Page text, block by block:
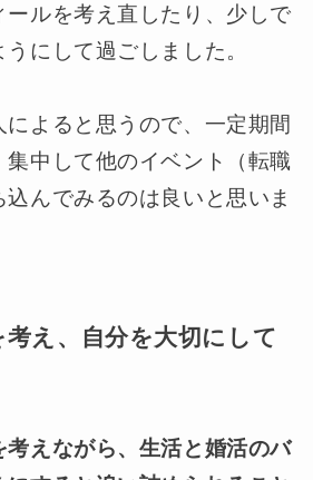
ールを考え直したり、少しで
にして過ごしました。
によると思うので、一定期間
集中して他のイベント（転職
んでみるのは良いと思いま
え、自分を大切にして
考えながら、生活と婚活のバ